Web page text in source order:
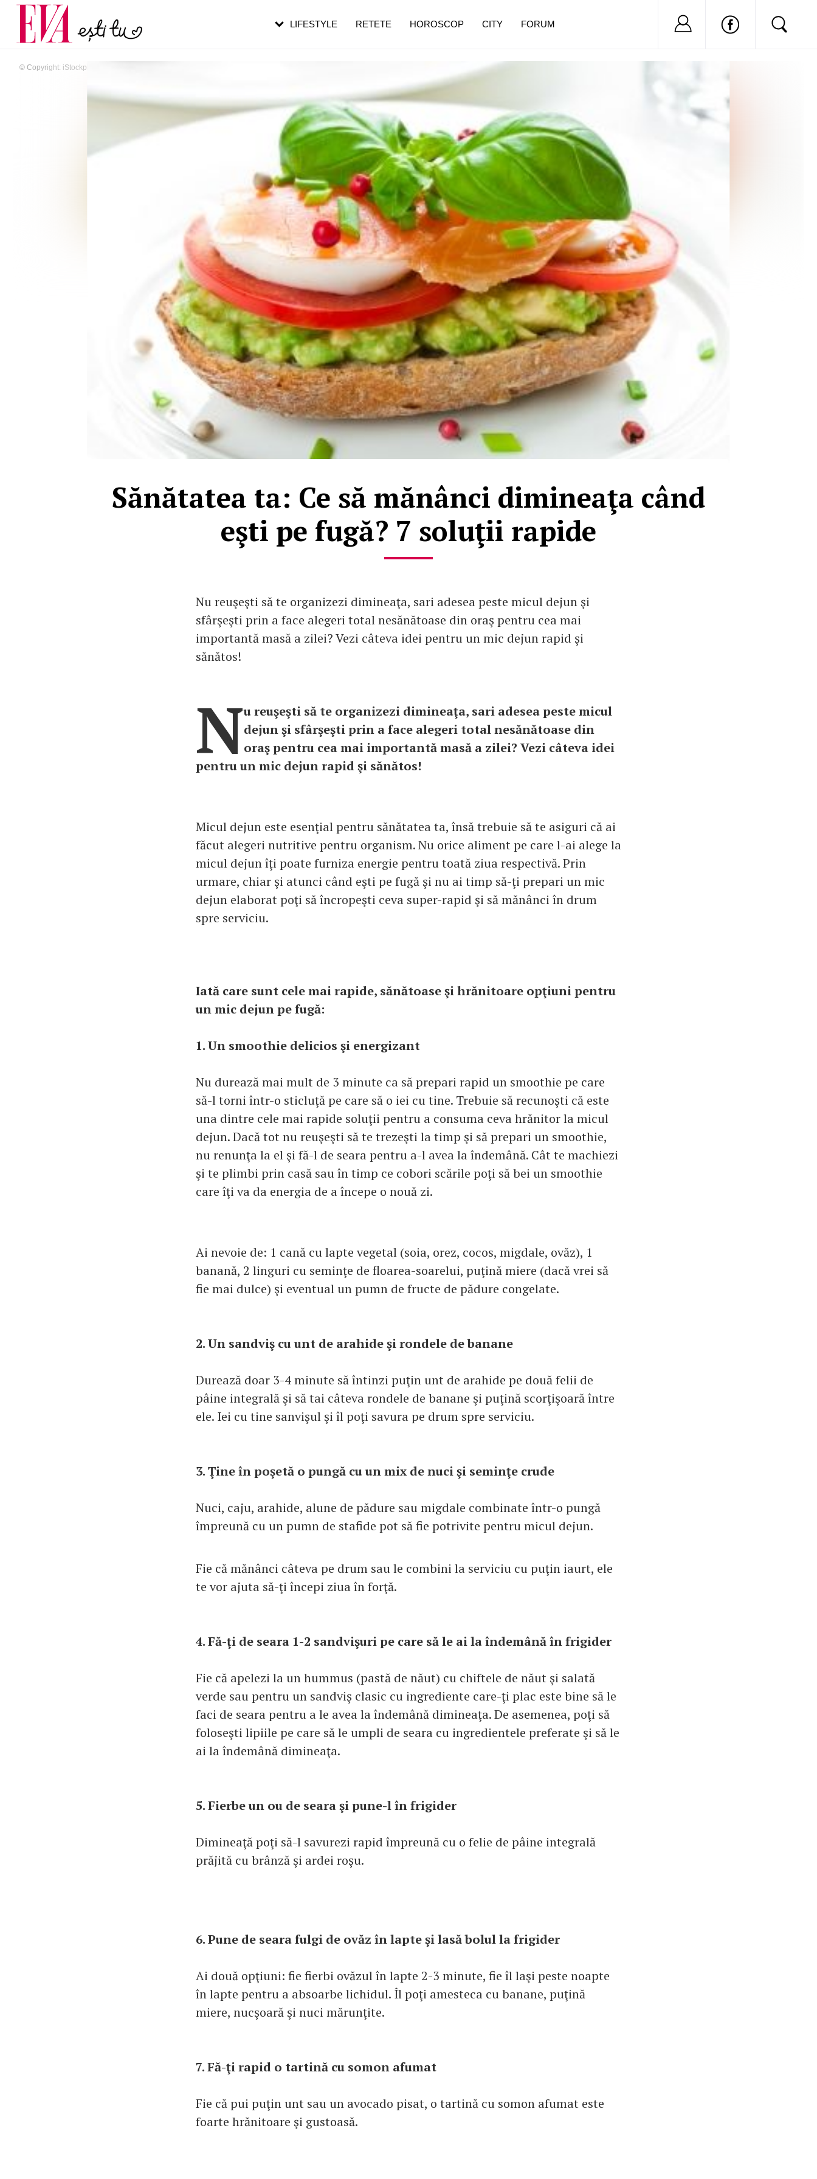
© Copyright: iStockphoto
Sănătatea ta: Ce să mănânci dimineaţa când
eşti pe fugă? 7 soluţii rapide
Nu reuşeşti să te organizezi dimineaţa, sari adesea peste micul dejun şi
sfârşeşti prin a face alegeri total nesănătoase din oraş pentru cea mai
importantă masă a zilei? Vezi câteva idei pentru un mic dejun rapid şi
sănătos!
Nu reuşeşti să te organizezi dimineaţa, sari adesea peste micul
dejun şi sfârşeşti prin a face alegeri total nesănătoase din
oraş pentru cea mai importantă masă a zilei? Vezi câteva idei
pentru un mic dejun rapid şi sănătos!
Micul dejun este esenţial pentru sănătatea ta, însă trebuie să te asiguri că ai
făcut alegeri nutritive pentru organism. Nu orice aliment pe care l-ai alege la
micul dejun îţi poate furniza energie pentru toată ziua respectivă. Prin
urmare, chiar şi atunci când eşti pe fugă şi nu ai timp să-ţi prepari un mic
dejun elaborat poţi să încropeşti ceva super-rapid şi să mănânci în drum
spre serviciu.
Iată care sunt cele mai rapide, sănătoase şi hrănitoare opţiuni pentru
un mic dejun pe fugă:
1. Un smoothie delicios şi energizant
Nu durează mai mult de 3 minute ca să prepari rapid un smoothie pe care
să-l torni într-o sticluţă pe care să o iei cu tine. Trebuie să recunoşti că este
una dintre cele mai rapide soluţii pentru a consuma ceva hrănitor la micul
dejun. Dacă tot nu reuşeşti să te trezeşti la timp şi să prepari un smoothie,
nu renunţa la el şi fă-l de seara pentru a-l avea la îndemână. Cât te machiezi
şi te plimbi prin casă sau în timp ce cobori scările poţi să bei un smoothie
care îţi va da energia de a începe o nouă zi.
Ai nevoie de: 1 cană cu lapte vegetal (soia, orez, cocos, migdale, ovăz), 1
banană, 2 linguri cu seminţe de floarea-soarelui, puţină miere (dacă vrei să
fie mai dulce) şi eventual un pumn de fructe de pădure congelate.
2. Un sandviş cu unt de arahide şi rondele de banane
Durează doar 3-4 minute să întinzi puţin unt de arahide pe două felii de
pâine integrală şi să tai câteva rondele de banane şi puţină scorţişoară între
ele. Iei cu tine sanvişul şi îl poţi savura pe drum spre serviciu.
3. Ţine în poşetă o pungă cu un mix de nuci şi seminţe crude
Nuci, caju, arahide, alune de pădure sau migdale combinate într-o pungă
împreună cu un pumn de stafide pot să fie potrivite pentru micul dejun.
Fie că mănânci câteva pe drum sau le combini la serviciu cu puţin iaurt, ele
te vor ajuta să-ţi începi ziua în forţă.
4. Fă-ţi de seara 1-2 sandvişuri pe care să le ai la îndemână în frigider
Fie că apelezi la un hummus (pastă de năut) cu chiftele de năut şi salată
verde sau pentru un sandviş clasic cu ingrediente care-ţi plac este bine să le
faci de seara pentru a le avea la îndemână dimineaţa. De asemenea, poţi să
foloseşti lipiile pe care să le umpli de seara cu ingredientele preferate şi să le
ai la îndemână dimineaţa.
5. Fierbe un ou de seara şi pune-l în frigider
Dimineaţă poţi să-l savurezi rapid împreună cu o felie de pâine integrală
prăjită cu brânză şi ardei roşu.
6. Pune de seara fulgi de ovăz în lapte şi lasă bolul la frigider
Ai două opţiuni: fie fierbi ovăzul în lapte 2-3 minute, fie îl laşi peste noapte
în lapte pentru a absoarbe lichidul. Îl poţi amesteca cu banane, puţină
miere, nucşoară şi nuci mărunţite.
7. Fă-ţi rapid o tartină cu somon afumat
Fie că pui puţin unt sau un avocado pisat, o tartină cu somon afumat este
foarte hrănitoare şi gustoasă.
LIFESTYLE RETETE HOROSCOP CITY FORUM Nu ai cont?
Carieră
Actualitate
pe măsură ce înaintezi în vârstă